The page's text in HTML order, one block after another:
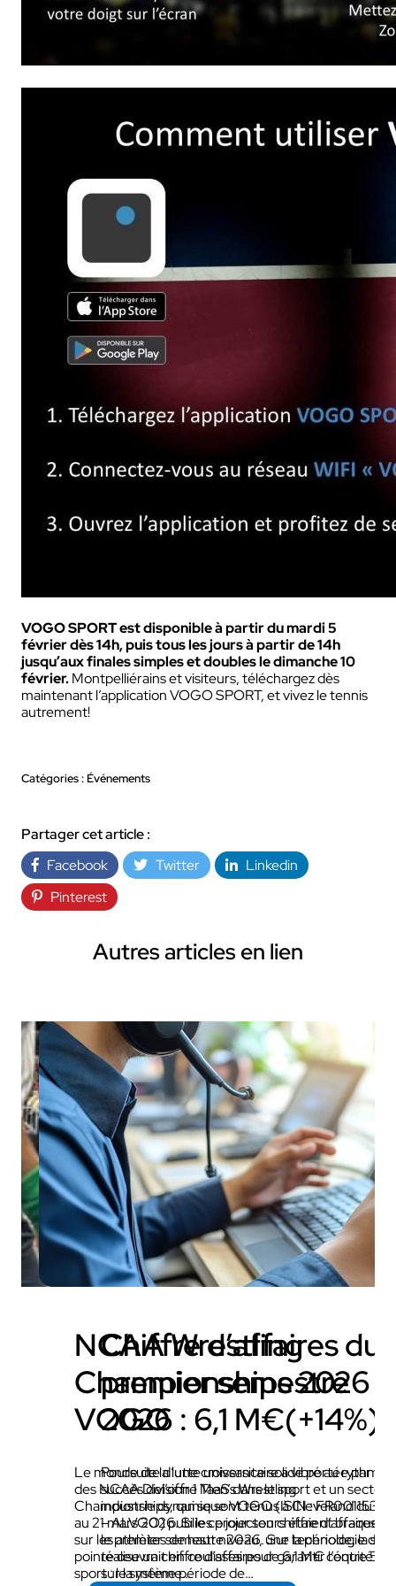
VOGO SPORT est disponible à partir du mardi 5
février dès 14h, puis tous les jours à partir de 14h
jusqu’aux finales simples et doubles le dimanche 10
février.Montpelliérains et visiteurs, téléchargez dès
maintenant l’application VOGO SPORT, et vivez le tennis
autrement!
Catégories : Événements
Partager cet article :
Facebook
Twitter
Linkedin
Pinterest
Autres articles en lien
NCAA Wrestling
Championships 2026 x
VOGO
Le monde de la lutte universitaire a vibré au rythme
des NCAA Division 1 Men’s Wrestling
Championships, qui se sont tenus à Cleveland du 19
au 21 mars 2026. Si les projecteurs étaient braqués
sur les athlètes de haut niveau, une technologie de
pointe œuvrait en coulisses pour garantir l’équité du
sport : le système…
Chiffre d’affaires du
premier semestre
2026 : 6,1 M€(+14%)
Poursuite d’une croissance solide portée par le
succès del’offre TaaS dans le sport et un secteur
industrie dynamique VOGO (ISIN :
– ALVGO) publie ce jour son chiffre d’affaires
le premier semestre 2026. Sur la période, la
réalise un chiffre d’affaires de 6,1 M€ contre 5,3
sur la même période de…